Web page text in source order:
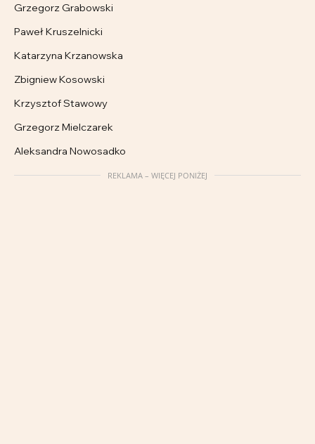
Grzegorz Grabowski
Paweł Kruszelnicki
Katarzyna Krzanowska
Zbigniew Kosowski
Krzysztof Stawowy
Grzegorz Mielczarek
Aleksandra Nowosadko
REKLAMA – WIĘCEJ PONIŻEJ